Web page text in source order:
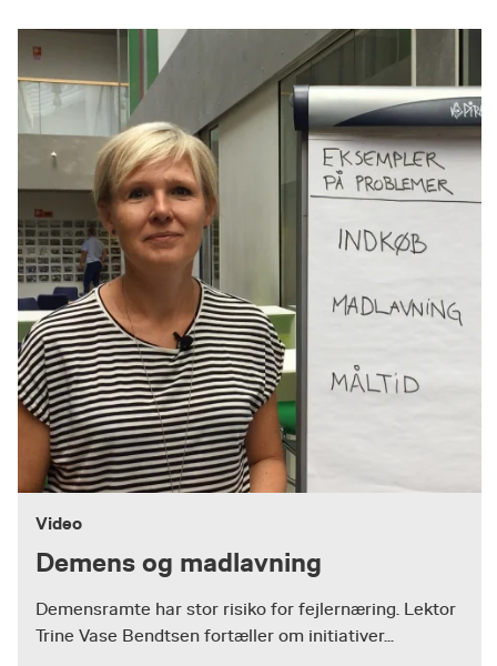
Video
Demens og madlavning
Demensramte har stor risiko for fejlernæring. Lektor
Trine Vase Bendtsen fortæller om initiativer...